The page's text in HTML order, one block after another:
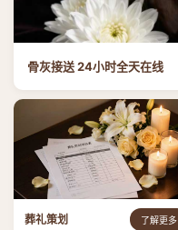
骨灰接送 24小时全天在线
葬礼策划 了解更多